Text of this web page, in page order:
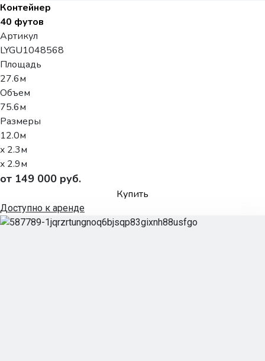
Контейнер
40 футов
Артикул
LYGU1048568
Площадь
27.6м
Объем
75.6м
Размеры
12.0м
x 2.3м
x 2.9м
от 149 000 руб.
Купить
Доступно к аренде